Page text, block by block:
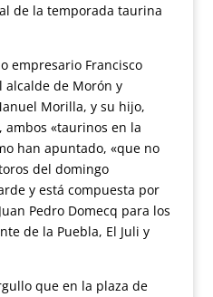
de la temporada taurina
empresario Francisco
alcalde de Morón y
Morilla, y su hijo,
ambos «taurinos en la
han apuntado, «que no
del domingo
y está compuesta por
Pedro Domecq para los
de la Puebla, El Juli y
que en la plaza de